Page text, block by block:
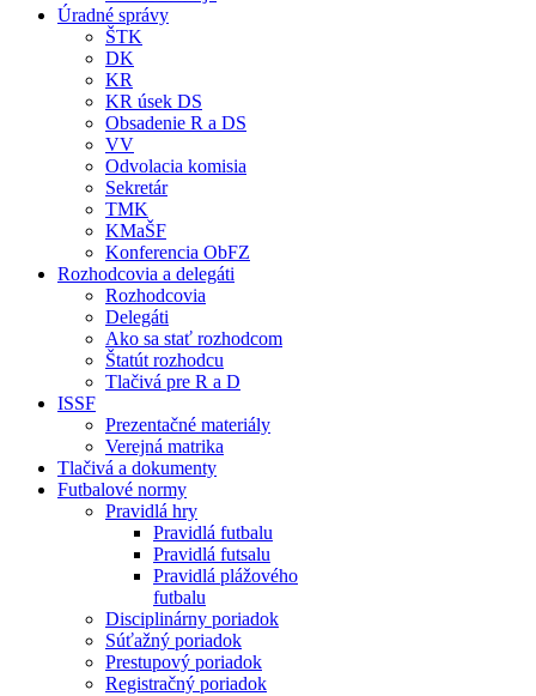
Úradné správy
ŠTK
DK
KR
KR úsek DS
Obsadenie R a DS
VV
Odvolacia komisia
Sekretár
TMK
KMaŠF
Konferencia ObFZ
Rozhodcovia a delegáti
Rozhodcovia
Delegáti
Ako sa stať rozhodcom
Štatút rozhodcu
Tlačivá pre R a D
ISSF
Prezentačné materiály
Verejná matrika
Tlačivá a dokumenty
Futbalové normy
Pravidlá hry
Pravidlá futbalu
Pravidlá futsalu
Pravidlá plážového
futbalu
Disciplinárny poriadok
Súťažný poriadok
Prestupový poriadok
Registračný poriadok